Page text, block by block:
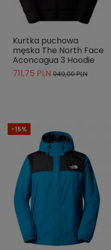
Kurtka puchowa
męska The North Face
Aconcagua 3 Hoodie
711,75 PLN 949,00 PLN
-15%